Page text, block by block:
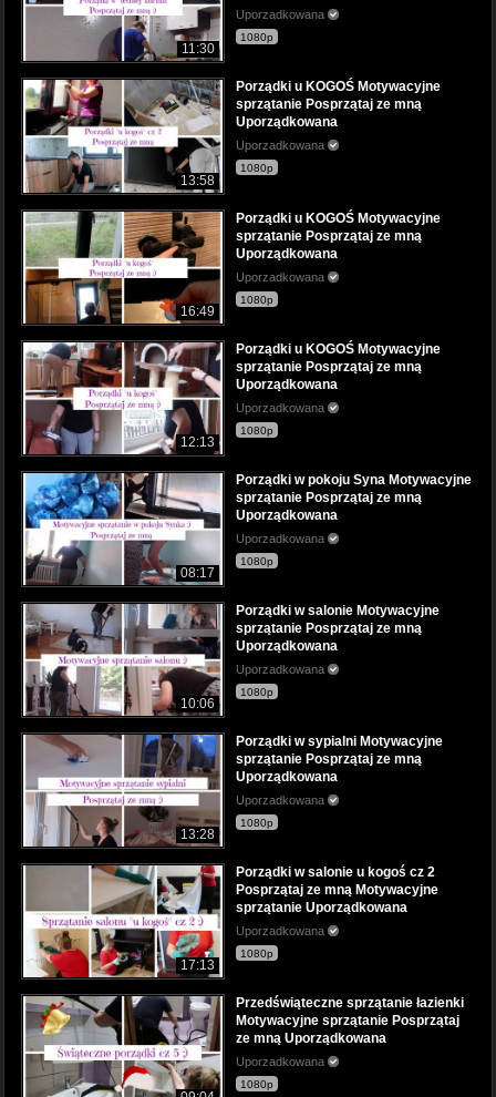
11:30
Uporzadkowana
1080p
13:58
Porządki u KOGOŚ Motywacyjne
sprzątanie Posprzątaj ze mną
Uporządkowana
Uporzadkowana
1080p
16:49
Porządki u KOGOŚ Motywacyjne
sprzątanie Posprzątaj ze mną
Uporządkowana
Uporzadkowana
1080p
12:13
Porządki u KOGOŚ Motywacyjne
sprzątanie Posprzątaj ze mną
Uporządkowana
Uporzadkowana
1080p
08:17
Porządki w pokoju Syna Motywacyjne
sprzątanie Posprzątaj ze mną
Uporządkowana
Uporzadkowana
1080p
10:06
Porządki w salonie Motywacyjne
sprzątanie Posprzątaj ze mną
Uporządkowana
Uporzadkowana
1080p
13:28
Porządki w sypialni Motywacyjne
sprzątanie Posprzątaj ze mną
Uporządkowana
Uporzadkowana
1080p
17:13
Porządki w salonie u kogoś cz 2
Posprzątaj ze mną Motywacyjne
sprzątanie Uporządkowana
Uporzadkowana
1080p
Przedświąteczne sprzątanie łazienki
Motywacyjne sprzątanie Posprzątaj
ze mną Uporządkowana
Uporzadkowana
1080p